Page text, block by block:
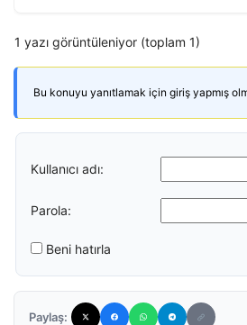
1 yazı görüntüleniyor (toplam 1)
Bu konuyu yanıtlamak için giriş yapmış
Kullanıcı adı:
Parola:
Beni hatırla
Paylaş: